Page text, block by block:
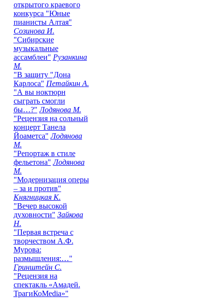
открытого краевого
конкурса "Юные
пианисты Алтая"
Созинова И.
"Сибирские
музыкальные
ассамблеи" Рузанкина
М.
"В защиту "Дона
Карлоса" Петайкин А.
"А вы ноктюрн
сыграть смогли
бы…?" Лодянова М.
"Рецензия на сольный
концерт Танела
Йоаметса" Лодянова
М.
"Репортаж в стиле
фельетона" Лодянова
М.
"Модернизация оперы
– за и против"
Княгницкая К.
"Вечер высокой
духовности" Зайкова
Н.
"Первая встреча с
творчеством А.Ф.
Мурова:
размышления:…"
Гринштейн С.
"Рецензия на
cпектакль «Амадей.
ТрагиКоMedia»"